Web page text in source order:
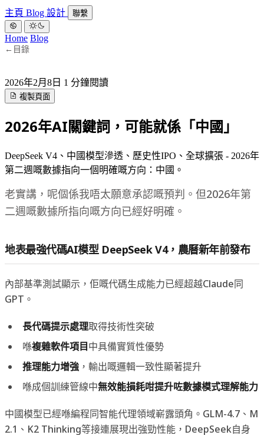
主頁 Blog 設計 聯繫
Home Blog
← 目錄
2026年2月8日 1 分鐘閱讀
複製頁面
2026年AI關鍵詞，可能就係「中國」
DeepSeek V4、中國模型滲透、歷史性IPO、全球擴張 - 2026年
第二週嘅數據指向一個明確嘅方向：中國。
老實講，呢個係我唔太願意承認嘅預判。但2026年第
二週嘅數據所指向嘅方向已經好明確。
地表最強代碼AI模型 DeepSeek V4，農曆新年前發布
內部基準測試顯示，佢嘅代碼生成能力已經超越Claude同
GPT。
長代碼提示處理取得技術性突破
喺複雜軟件項目中具備實質性優勢
推理能力增強 ，輸出嘅邏輯一致性顯著提升
喺成個訓練管線中無效能損耗咁提升咗數據模式理解能力
中國模型已經喺編程同智能代理領域嶄露頭角。GLM-4.7、M
2.1、K2 Thinking等接連展現出強勁性能，DeepSeek自身